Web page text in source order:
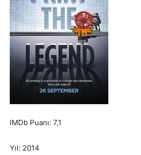
IMDb Puanı: 7,1
Yıl: 2014